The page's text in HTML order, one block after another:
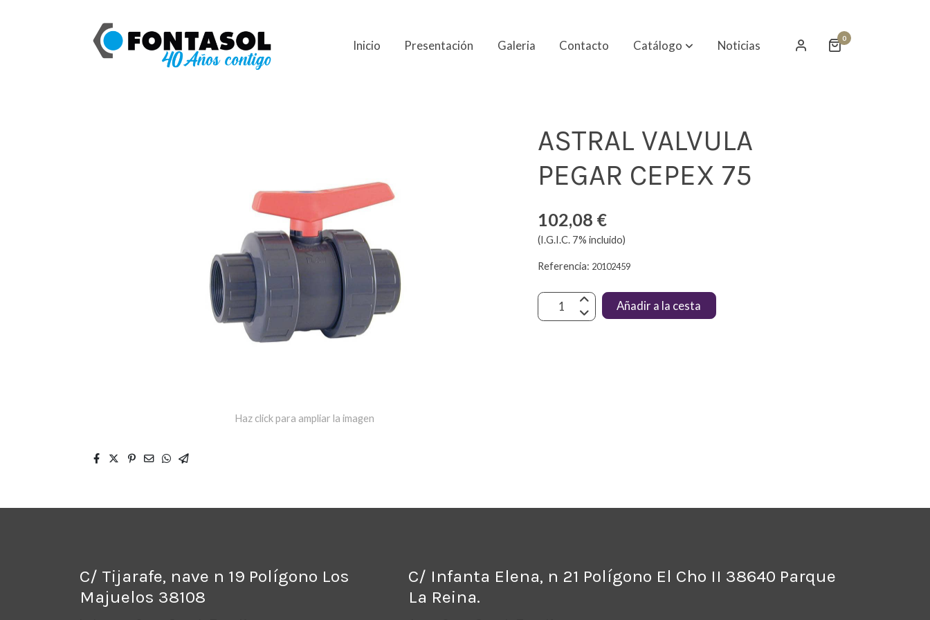
Inicio Presentación Galeria Contacto Catálogo Noticias 0
Haz click para ampliar la imagen
ASTRAL VALVULA
PEGAR CEPEX 75
102,08 €
(I.G.I.C. 7% incluido)
Referencia: 20102459
Añadir a la cesta
C/ Tijarafe, nave n 19 Polígono Los
Majuelos 38108
C/ Infanta Elena, n 21 Polígono El Cho II 38640 Parque
La Reina.